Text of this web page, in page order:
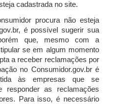
cadastrada no site.
procura não esteja
é possível sugerir sua
que, mesmo com a
se em algum momento
a receber reclamações por
no Consumidor.gov.br é
às empresas que se
responder as reclamações
Para isso, é necessário